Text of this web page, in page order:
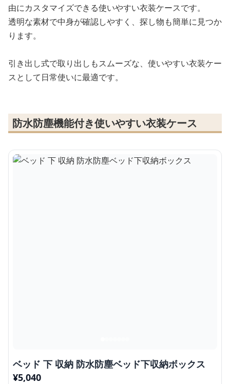
由にカスタマイズできる使いやすい衣装ケースです。
透明な素材で中身が確認しやすく、探し物も簡単に見つか
ります。
引き出し式で取り出しもスムーズな、使いやすい衣装ケー
スとして日常使いに最適です。
防水防塵機能付き使いやすい衣装ケース
ベッド 下 収納 防水防塵ベッド下収納ボックス
¥5,040